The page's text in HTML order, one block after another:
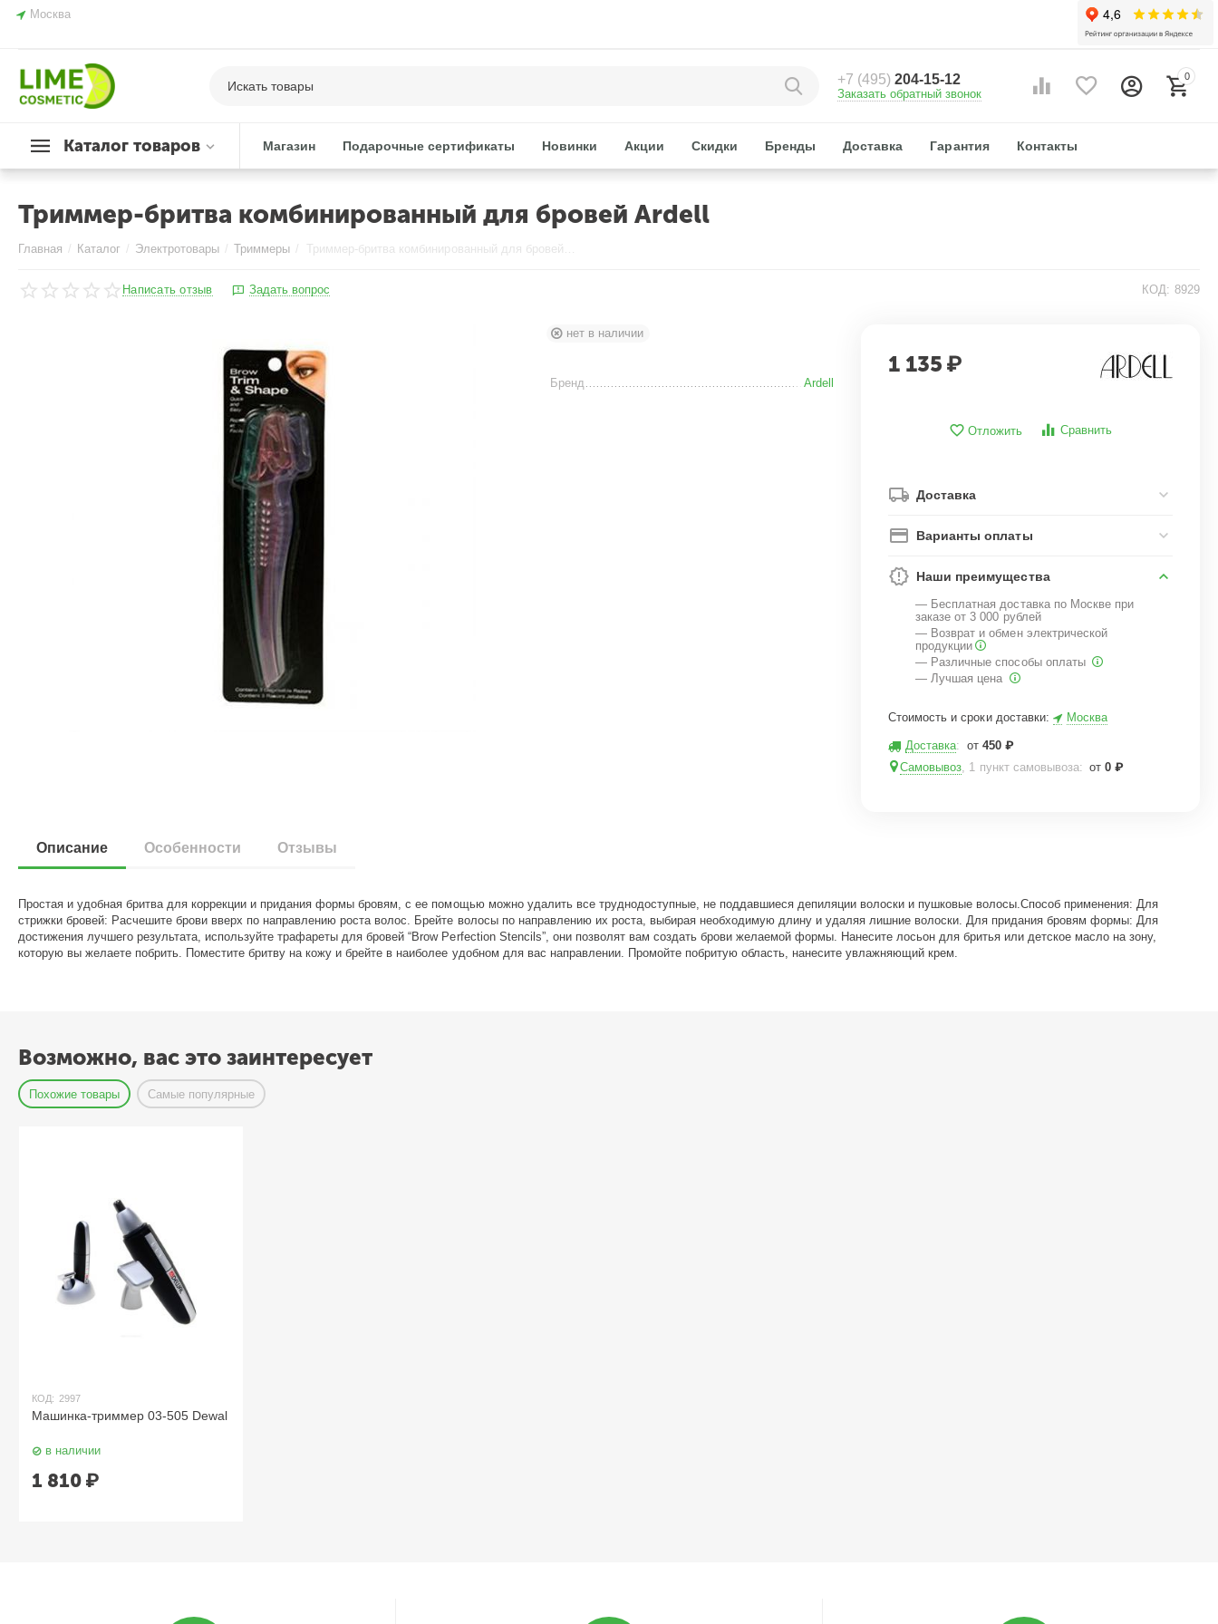
Москва
+7 (495)204-15-12
Заказать обратный звонок
0
Каталог товаров Магазин Подарочные сертификаты Новинки Акции Скидки Бренды Доставка Гарантия Контакты
Триммер-бритва комбинированный для бровей Ardell
Главная / Каталог / Электротовары / Триммеры / Триммер-бритва комбинированный для бровей Ardell
Написать отзыв Задать вопрос КОД: 8929
нет в наличии
Бренд Ardell
1 135 ₽
Отложить Сравнить
Доставка
Варианты оплаты
Наши преимущества
— Бесплатная доставка по Москве при
заказе от 3 000 рублей
— Возврат и обмен электрической
продукции
— Различные способы оплаты
— Лучшая цена
Стоимость и сроки доставки: Москва
Доставка: от 450 ₽
Самовывоз, 1 пункт самовывоза: от 0 ₽
Описание Особенности Отзывы
Простая и удобная бритва для коррекции и придания формы бровям, с ее помощью можно удалить все труднодоступные, не поддавшиеся депиляции волоски и пушковые волосы.Способ применения: Для
стрижки бровей: Расчешите брови вверх по направлению роста волос. Брейте волосы по направлению их роста, выбирая необходимую длину и удаляя лишние волоски. Для придания бровям формы: Для
достижения лучшего результата, используйте трафареты для бровей “Brow Perfection Stencils”, они позволят вам создать брови желаемой формы. Нанесите лосьон для бритья или детское масло на зону,
которую вы желаете побрить. Поместите бритву на кожу и брейте в наиболее удобном для вас направлении. Промойте побритую область, нанесите увлажняющий крем.
Возможно, вас это заинтересует
Похожие товары Самые популярные
КОД: 2997
Машинка-триммер 03-505 Dewal
в наличии
1 810 ₽